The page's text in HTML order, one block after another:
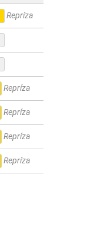
Repríza
Repríza
Repríza
Repríza
Repríza